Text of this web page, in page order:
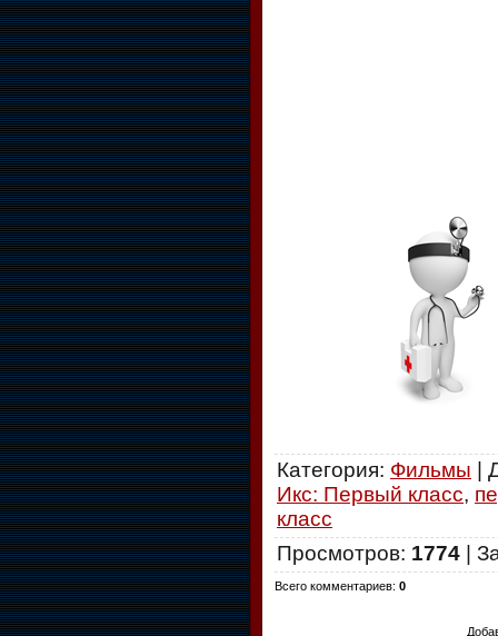
Категория: Фильмы |
Икс: Первый класс,
класс
Просмотров: 1774 |
Всего комментариев: 0